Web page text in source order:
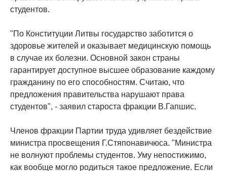
студентов.
"По Конституции Литвы государство заботится о
здоровье жителей и оказывает медицинскую помощь
в случае их болезни. Основной закон страны
гарантирует доступное высшее образование каждому
гражданину по его способностям. Считаю, что
предложения правительства нарушают права
студентов", - заявил староста фракции В.Гапшис.
Членов фракции Партии труда удивляет бездействие
министра просвещения Г.Стяпонавичюса. "Министра
не волнуют проблемы студентов. Уму непостижимо,
как вообще могло родиться такое предложение. Если